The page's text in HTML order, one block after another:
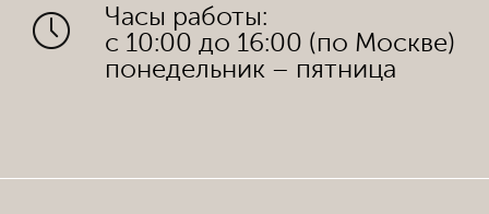
Часы работы:
с 10:00 до 16:00 (по Москве)
понедельник – пятница